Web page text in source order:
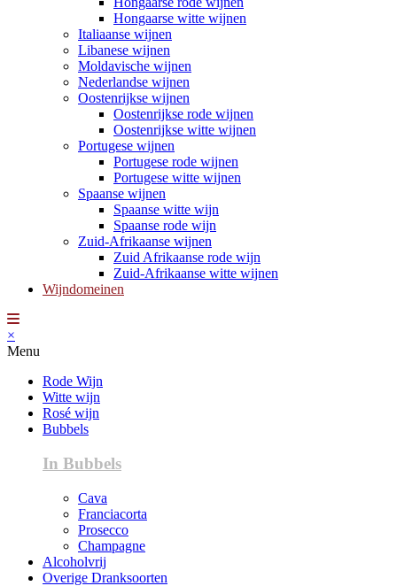
Hongaarse witte wijnen
Italiaanse wijnen
Libanese wijnen
Moldavische wijnen
Nederlandse wijnen
Oostenrijkse wijnen
Oostenrijkse rode wijnen
Oostenrijkse witte wijnen
Portugese wijnen
Portugese rode wijnen
Portugese witte wijnen
Spaanse wijnen
Spaanse witte wijn
Spaanse rode wijn
Zuid-Afrikaanse wijnen
Zuid Afrikaanse rode wijn
Zuid-Afrikaanse witte wijnen
Wijndomeinen
×
Menu
Rode Wijn
Witte wijn
Rosé wijn
Bubbels
In Bubbels
Cava
Franciacorta
Prosecco
Champagne
Alcoholvrij
Overige Dranksoorten